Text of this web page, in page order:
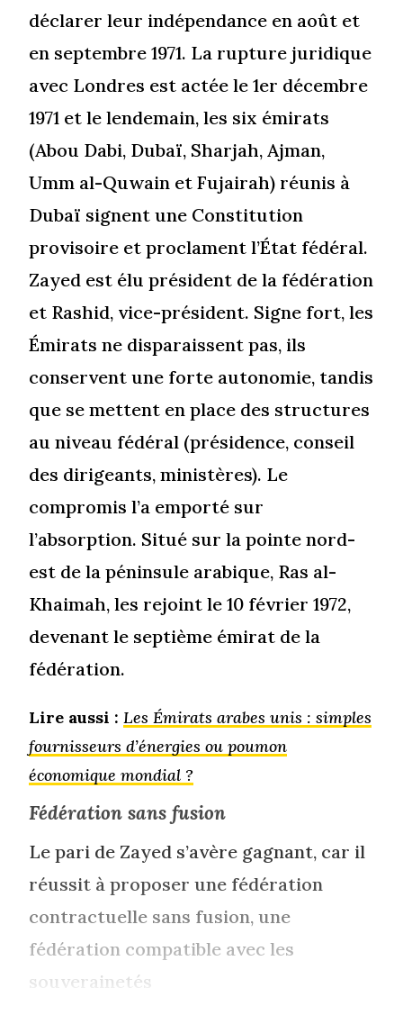
déclarer leur indépendance en août et
en septembre 1971. La rupture juridique
avec Londres est actée le 1er décembre
1971 et le lendemain, les six émirats
(Abou Dabi, Dubaï, Sharjah, Ajman,
Umm al-Quwain et Fujairah) réunis à
Dubaï signent une Constitution
provisoire et proclament l’État fédéral.
Zayed est élu président de la fédération
et Rashid, vice-président. Signe fort, les
Émirats ne disparaissent pas, ils
conservent une forte autonomie, tandis
que se mettent en place des structures
au niveau fédéral (présidence, conseil
des dirigeants, ministères). Le
compromis l’a emporté sur
l’absorption. Situé sur la pointe nord-
est de la péninsule arabique, Ras al-
Khaimah, les rejoint le 10 février 1972,
devenant le septième émirat de la
fédération.
Lire aussi : Les Émirats arabes unis : simples
fournisseurs d’énergies ou poumon
économique mondial ?
Fédération sans fusion
Le pari de Zayed s’avère gagnant, car il
réussit à proposer une fédération
contractuelle sans fusion, une
fédération compatible avec les
souverainetés